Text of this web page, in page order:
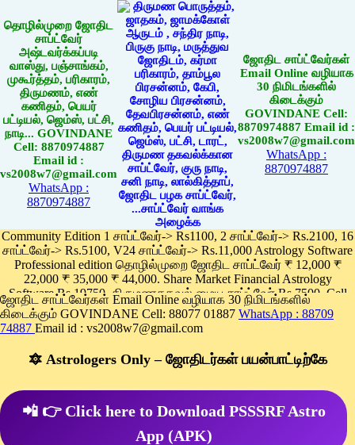
தொழில்முறை ஜோதிட
சாப்ட்வேர்
அஷ்டவர்க்கப்படி
வாஸ்து, பஞ்சாங்கம்,
முகூர்த்தம், பரிகாரம்,
திருமணம், எண்
கணிதம், பெயர்
பட்டியல், ஜெம்ஸ், பட்சி,
நாடி... GOVINDANE
Cell: 8870974887
Email id :
vs2008w7@gmail.com
WhatsApp :
8870974887
ஜோதிட சாப்ட்வேர்கள்
Email Online வழியாக
30 நிமிடங்களில்
கிடைக்கும்
GOVINDANE Cell:
8870974887 Email id :
vs2008w7@gmail.com
WhatsApp :
8870974887
Community Edition 1 சாப்ட்வேர்-> Rs1100, 2 சாப்ட்வேர்-> Rs.2100, 16
சாப்ட்வேர்-> Rs.5100, V24 சாப்ட்வேர்-> Rs.11,000 Astrology Software
Professional edition தொழில்முறை ஜோதிட சாப்ட்வேர் ₹ 12,000 ₹
22,000 ₹ 35,000 ₹ 44,000. Share Market Financial Astrology
Software Rs.19750, திருமணதகவல் மைய சாப்ட்வேர் Rs.7500, Cell
Phone App Rs. 1100
Pay online
ஜோதிட சாப்ட்வேர்கள் Email Online வழியாக 30 நிமிடங்களில்
கிடைக்கும் GOVINDANE Cell: 88077 01887 WhatsApp : 88709
74887 Email id : vs2008w7@gmail.com
🔯 Astrologers Only – ஜோதிடர்கள் பயன்பாட்டிற்கே
📲 👉 Click here to Download PSSSRF Astro
App (APK)